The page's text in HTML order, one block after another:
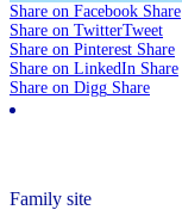
Share on Facebook Share
Share on TwitterTweet
Share on Pinterest Share
Share on LinkedIn Share
Share on Digg Share
Family site